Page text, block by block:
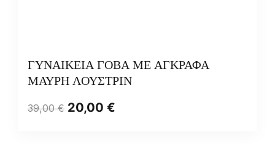
ΓΥΝΑΙΚΕΙΑ ΓΟΒΑ ΜΕ ΑΓΚΡΑΦΑ
ΜΑΥΡΗ ΛΟΥΣΤΡΙΝ
39,00€ 20,00 €